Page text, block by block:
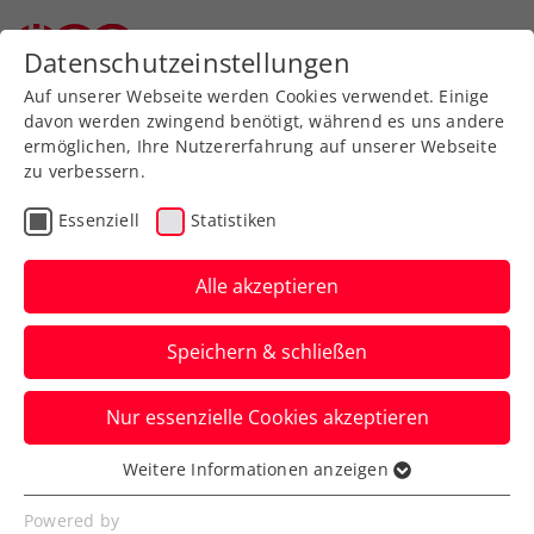
Aktuelle News
News filtern
Datenschutzeinstellungen
Auf unserer Webseite werden Cookies verwendet. Einige
davon werden zwingend benötigt, während es uns andere
ermöglichen, Ihre Nutzererfahrung auf unserer Webseite
zu verbessern.
Essenziell Statistiken
Alle akzeptieren
Speichern & schließen
Nur essenzielle Cookies akzeptieren
Essenziell
Essenzielle Cookies werden für grundlegende
Weitere Informationen anzeigen
Powered by